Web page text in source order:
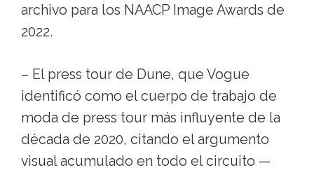
archivo para los NAACP Image Awards de
2022.
– El press tour de Dune, que Vogue
identificó como el cuerpo de trabajo de
moda de press tour más influyente de la
década de 2020, citando el argumento
visual acumulado en todo el circuito —